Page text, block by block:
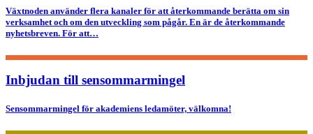
Växtnoden använder flera kanaler för att återkommande berätta om sin
verksamhet och om den utveckling som pågår. En är de återkommande
nyhetsbreven. För att…
Inbjudan till sensommarmingel
Sensommarmingel för akademiens ledamöter, välkomna!